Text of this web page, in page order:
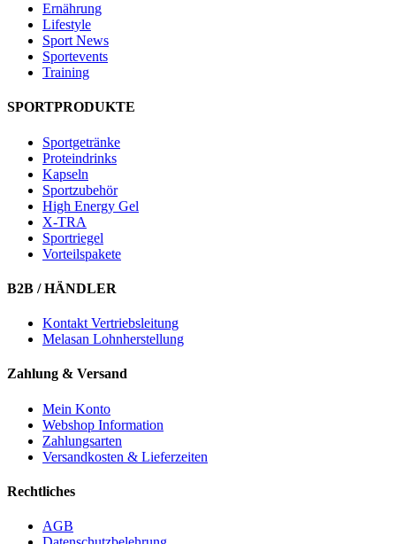
Ernährung
Lifestyle
Sport News
Sportevents
Training
SPORTPRODUKTE
Sportgetränke
Proteindrinks
Kapseln
Sportzubehör
High Energy Gel
X-TRA
Sportriegel
Vorteilspakete
B2B / HÄNDLER
Kontakt Vertriebsleitung
Melasan Lohnherstellung
Zahlung & Versand
Mein Konto
Webshop Information
Zahlungsarten
Versandkosten & Lieferzeiten
Rechtliches
AGB